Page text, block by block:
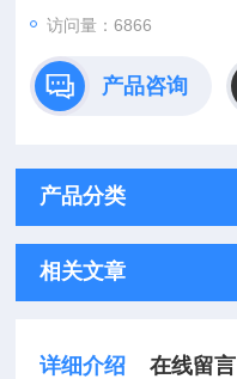
访问量：6866
产品咨询
产品分类
相关文章
详细介绍 在线留言